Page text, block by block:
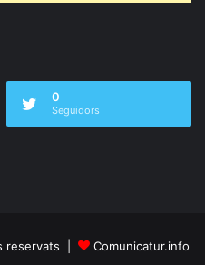
0
Seguidors
reservats | Comunicatur.info